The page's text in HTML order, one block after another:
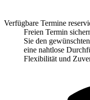
Verfügbare Termine
Freien Termin
Sie den
eine nahtlose
Flexibilität und